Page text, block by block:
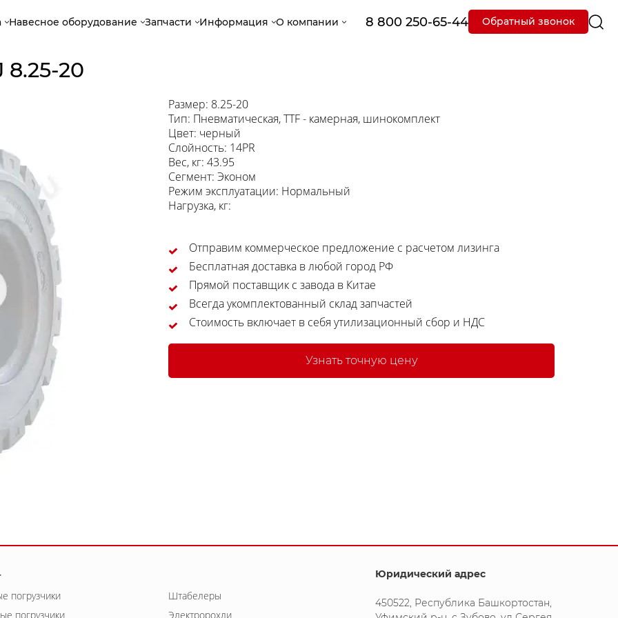
Навесное оборудование Запчасти Информация О компании 8 800 250-65-44 Обратный звонок
20
Размер: 8.25-20
Тип: Пневматическая, TTF - камерная, шинокомплект
Цвет: черный
Слойность: 14PR
Вес, кг: 43.95
Сегмент: Эконом
Режим эксплуатации: Нормальный
Нагрузка, кг:
Отправим коммерческое предложение с расчетом лизинга
Бесплатная доставка в любой город РФ
Прямой поставщик с завода в Китае
Всегда укомплектованный склад запчастей
Стоимость включает в себя утилизационный сбор и НДС
Узнать точную цену
погрузчики
погрузчики
Штабелеры
Электророхли
Юридический адрес
450522, Республика Башкортостан,